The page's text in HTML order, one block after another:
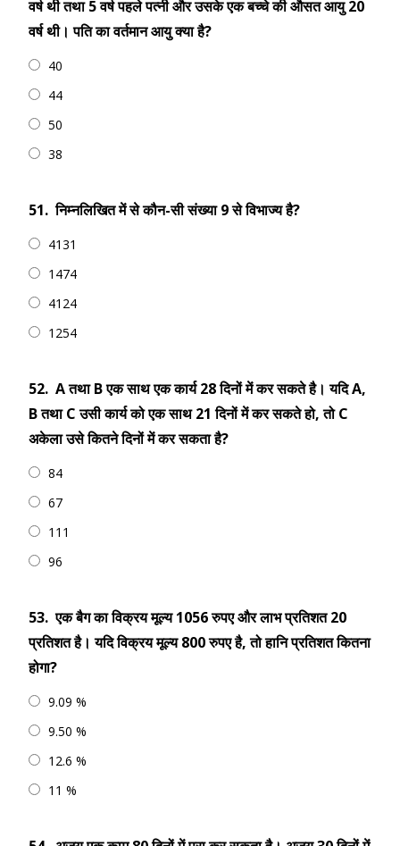
वर्ष थी तथा 5 वर्ष पहले पत्नी और उसके एक बच्चे की औसत आयु 20
वर्ष थी। पति का वर्तमान आयु क्‍या है?
40
44
50
38
51. निम्नलिखित में से कौन-सी संख्या 9 से विभाज्य है?
4131
1474
4124
1254
52. A तथा B एक साथ एक कार्य 28 दिनों में कर सकते है। यदि A,
B तथा C उसी कार्य को एक साथ 21 दिनों में कर सकते हो, तो C
अकेला उसे कितने दिनों में कर सकता है?
84
67
111
96
53. एक बैग का विक्रय मूल्य 1056 रुपए और लाभ प्रतिशत 20
प्रतिशत है। यदि विक्रय मूल्य 800 रुपए है, तो हानि प्रतिशत कितना
होगा?
9.09 %
9.50 %
12.6 %
11 %